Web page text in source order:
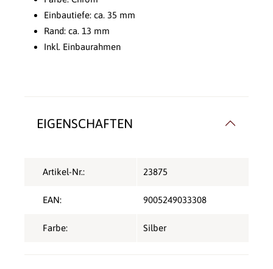
Einbautiefe: ca. 35 mm
Rand: ca. 13 mm
Inkl. Einbaurahmen
EIGENSCHAFTEN
Artikel-Nr.: 23875
EAN: 9005249033308
Farbe: Silber